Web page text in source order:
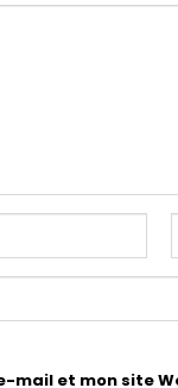
mail et mon site